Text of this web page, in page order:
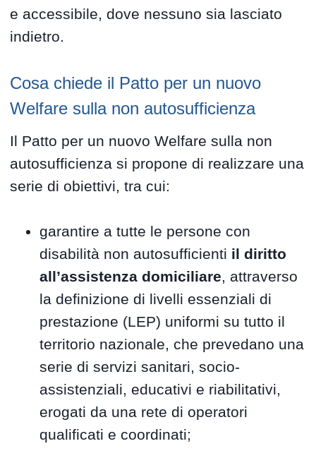
e accessibile, dove nessuno sia lasciato
indietro.
Cosa chiede il Patto per un nuovo
Welfare sulla non autosufficienza
Il Patto per un nuovo Welfare sulla non
autosufficienza si propone di realizzare una
serie di obiettivi, tra cui:
garantire a tutte le persone con
disabilità non autosufficienti il diritto
all’assistenza domiciliare , attraverso
la definizione di livelli essenziali di
prestazione (LEP) uniformi su tutto il
territorio nazionale, che prevedano una
serie di servizi sanitari, socio-
assistenziali, educativi e riabilitativi,
erogati da una rete di operatori
qualificati e coordinati;